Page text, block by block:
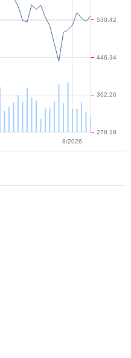
8/2026
278.18
362.26
446.34
530.42